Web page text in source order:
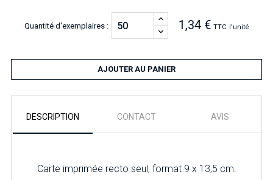
Quantité d'exemplaires : 1,34 € TTC l'unité
AJOUTER AU PANIER
DESCRIPTION CONTACT AVIS
Carte imprimée recto seul, format 9 x 13,5 cm.